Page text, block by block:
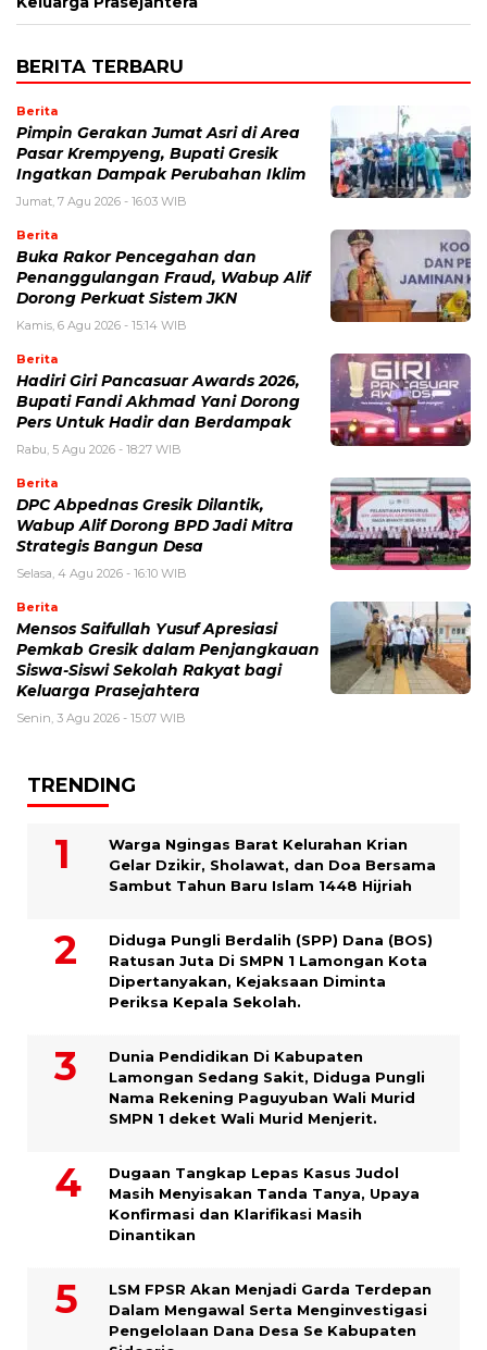
BERITA TERBARU
Berita
Pimpin Gerakan Jumat Asri di Area
Pasar Krempyeng, Bupati Gresik
Ingatkan Dampak Perubahan Iklim
Jumat, 7 Agu 2026 - 16:03 WIB
Berita
Buka Rakor Pencegahan dan
Penanggulangan Fraud, Wabup Alif
Dorong Perkuat Sistem JKN
Kamis, 6 Agu 2026 - 15:14 WIB
Berita
Hadiri Giri Pancasuar Awards 2026,
Bupati Fandi Akhmad Yani Dorong
Pers Untuk Hadir dan Berdampak
Rabu, 5 Agu 2026 - 18:27 WIB
Berita
DPC Abpednas Gresik Dilantik,
Wabup Alif Dorong BPD Jadi Mitra
Strategis Bangun Desa
Selasa, 4 Agu 2026 - 16:10 WIB
Berita
Mensos Saifullah Yusuf Apresiasi
Pemkab Gresik dalam Penjangkauan
Siswa-Siswi Sekolah Rakyat bagi
Keluarga Prasejahtera
Senin, 3 Agu 2026 - 15:07 WIB
TRENDING
Warga Ngingas Barat Kelurahan Krian
Gelar Dzikir, Sholawat, dan Doa Bersama
Sambut Tahun Baru Islam 1448 Hijriah
Diduga Pungli Berdalih (SPP) Dana (BOS)
Ratusan Juta Di SMPN 1 Lamongan Kota
Dipertanyakan, Kejaksaan Diminta
Periksa Kepala Sekolah.
Dunia Pendidikan Di Kabupaten
Lamongan Sedang Sakit, Diduga Pungli
Nama Rekening Paguyuban Wali Murid
SMPN 1 deket Wali Murid Menjerit.
Dugaan Tangkap Lepas Kasus Judol
Masih Menyisakan Tanda Tanya, Upaya
Konfirmasi dan Klarifikasi Masih
Dinantikan
LSM FPSR Akan Menjadi Garda Terdepan
Dalam Mengawal Serta Menginvestigasi
Pengelolaan Dana Desa Se Kabupaten